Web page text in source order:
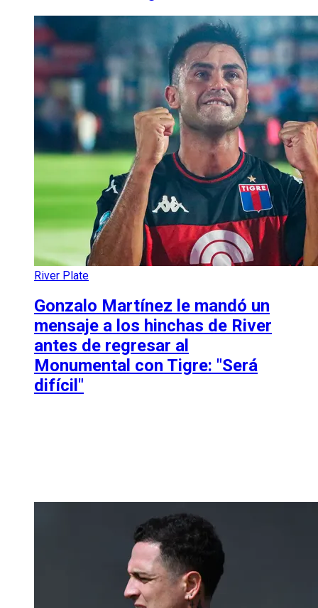
River Plate
Gonzalo Martínez le mandó un
mensaje a los hinchas de River
antes de regresar al
Monumental con Tigre: "Será
difícil"